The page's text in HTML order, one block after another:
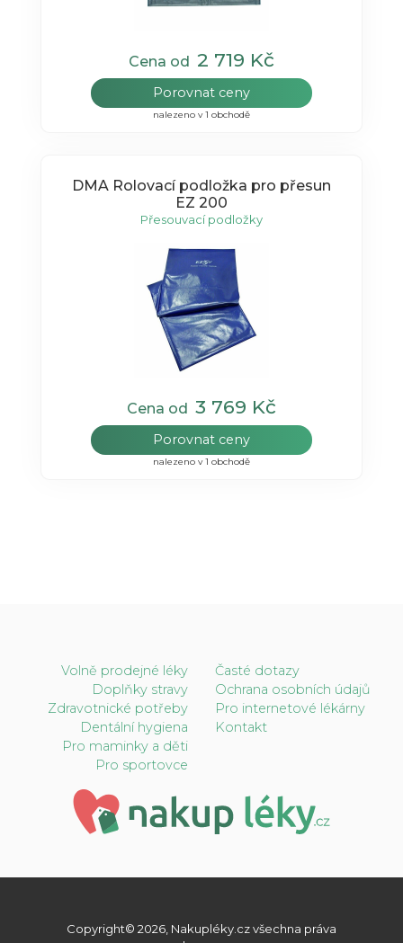
Cena od 2 719 Kč
Porovnat ceny
nalezeno v 1 obchodě
DMA Rolovací podložka pro přesun
EZ 200
Přesouvací podložky
Cena od 3 769 Kč
Porovnat ceny
nalezeno v 1 obchodě
Volně prodejné léky
Doplňky stravy
Zdravotnické potřeby
Dentální hygiena
Pro maminky a děti
Pro sportovce
Časté dotazy
Ochrana osobních údajů
Pro internetové lékárny
Kontakt
Copyright© 2026, Nakupléky.cz všechna práva